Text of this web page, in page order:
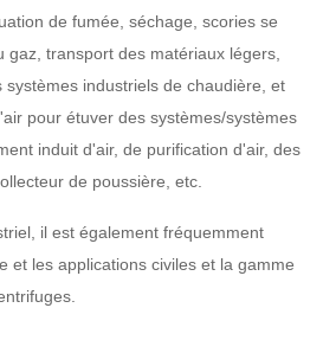
de fumée, séchage, scories se
gaz, transport des matériaux légers,
industriels de chaudière, et
pour étuver des systèmes/systèmes
induit d'air, de purification d'air, des
de poussière, etc.
il est également fréquemment
et les applications civiles et la gamme